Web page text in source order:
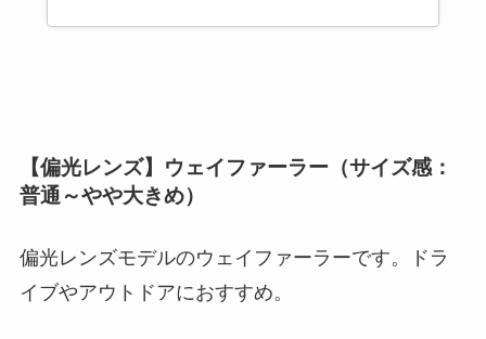
【偏光レンズ】ウェイファーラー（サイズ感：
普通～やや大きめ）
偏光レンズモデルのウェイファーラーです。ドラ
イブやアウトドアにおすすめ。